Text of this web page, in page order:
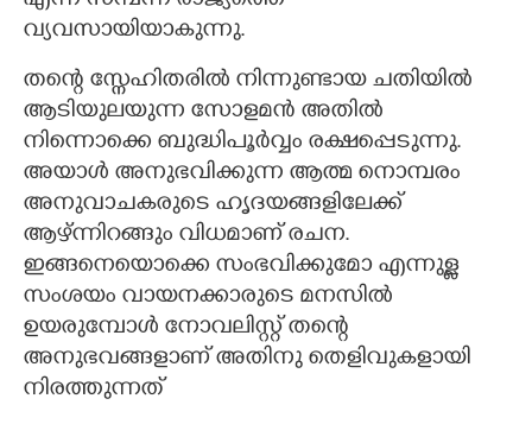
വ്യവസായിയാകുന്നു.
തന്റെ സ്നേഹിതരിൽ നിന്നുണ്ടായ ചതിയിൽ
ആടിയുലയുന്ന സോളമൻ അതിൽ
നിന്നൊക്കെ ബുദ്ധിപൂർവ്വം രക്ഷപ്പെടുന്നു.
അയാൾ അനുഭവിക്കുന്ന ആത്മ നൊമ്പരം
അനുവാചകരുടെ ഹൃദയങ്ങളിലേക്ക്
ആഴ്ന്നിറങ്ങും വിധമാണ് രചന.
ഇങ്ങനെയൊക്കെ സംഭവിക്കുമോ എന്നുള്ള
സംശയം വായനക്കാരുടെ മനസിൽ
ഉയരുമ്പോൾ നോവലിസ്റ്റ് തന്റെ
അനുഭവങ്ങളാണ് അതിനു തെളിവുകളായി
നിരത്തുന്നത്